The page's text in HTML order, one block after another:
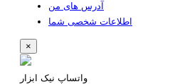
آدرس های من
اطلاعات شخصی شما
×
واتساپ نیک ابزار